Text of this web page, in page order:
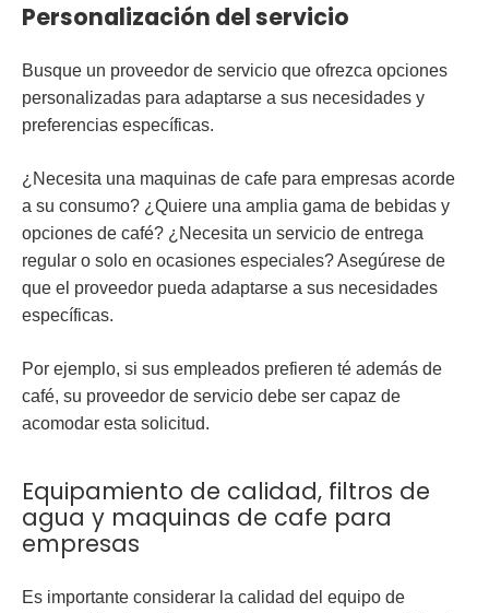
Personalización del servicio
Busque un proveedor de servicio que ofrezca opciones
personalizadas para adaptarse a sus necesidades y
preferencias específicas.
¿Necesita una maquinas de cafe para empresas acorde
a su consumo? ¿Quiere una amplia gama de bebidas y
opciones de café? ¿Necesita un servicio de entrega
regular o solo en ocasiones especiales? Asegúrese de
que el proveedor pueda adaptarse a sus necesidades
específicas.
Por ejemplo, si sus empleados prefieren té además de
café, su proveedor de servicio debe ser capaz de
acomodar esta solicitud.
Equipamiento de calidad, filtros de
agua y maquinas de cafe para
empresas
Es importante considerar la calidad del equipo de